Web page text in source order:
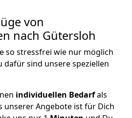
von
nach Gütersloh
so stressfrei wie nur möglich
dafür sind unsere speziellen
individuellen Bedarfals
unserer Angebote ist für Dich